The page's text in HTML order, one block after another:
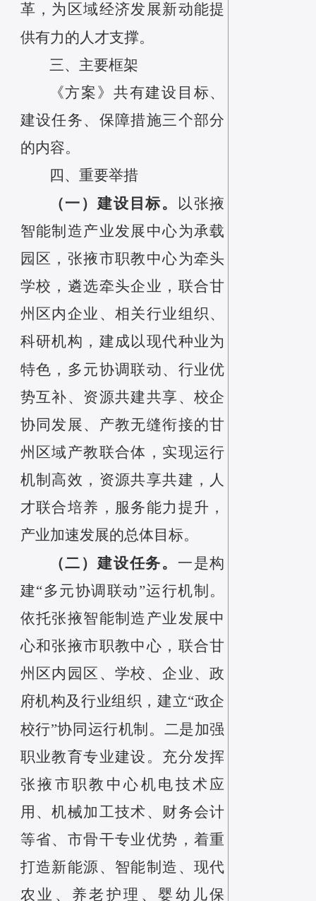
革，为区域经济发展新动能提
供有力的人才支撑。
三、主要框架
《方案》共有建设目标、
建设任务、保障措施三个部分
的内容。
四 、 重要举措
（一）建设目标。
以张掖
智能制造产业发展中心为承载
园区，张掖市职教中心为牵头
学校，遴选牵头企业，联合甘
州区内企业、相关行业组织、
科研机构，建成以现代种业为
特色，多元协调联动、行业优
势互补、资源共建共享、校企
协同发展、产教无缝衔接的甘
州区域产教联合体，实现运行
机制高效，资源共享共建，人
才联合培养，服务能力提升，
产业加速发展的总体目标。
（二）建设任务。 一是构
建“多元协调联动”运行机制 。
依托张掖智能制造产业发展中
心和张掖市职教中心 ，联合甘
州区内园区、学校 、企业、政
府机构及行业组织，建立“政企
校行”协同运行机制。 二是加强
职业教育专业建设 。 充分发挥
张掖市职教中心机电技术应
用、机械加工技术、财务会计
等省、市骨干专业优势，着重
打造新能源、 智能制造、现代
农业、养老护理、婴幼儿保